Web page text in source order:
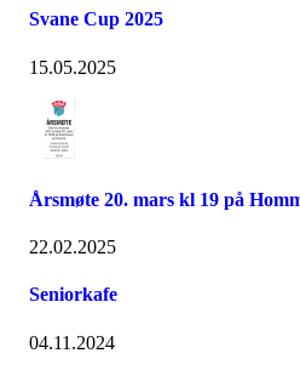
Svane Cup 2025
15.05.2025
Årsmøte 20. mars kl 19 på
22.02.2025
Seniorkafe
04.11.2024